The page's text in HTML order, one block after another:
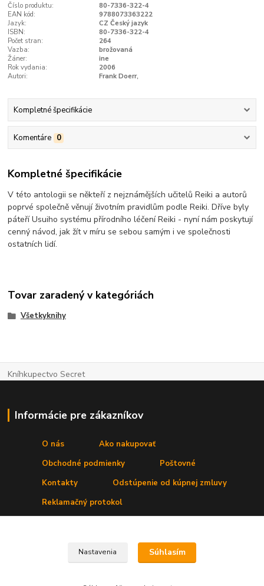
Číslo produktu:
80-7336-322-4
EAN kód:
9788073363222
Jazyk:
CZ Český jazyk
ISBN:
80-7336-322-4
Počet stran:
264
Vazba:
brožovaná
Žáner:
ine
Rok vydania:
2006
Autori:
Frank Doerr,
Kompletné špecifikácie
Komentáre 0
Kompletné špecifikácie
V této antologii se někteří z nejznámějších učitelů Reiki a autorů
poprvé společně věnují životním pravidlům podle Reiki. Dříve byly
páteří Usuiho systému přírodního léčení Reiki - nyní nám poskytují
cenný návod, jak žít v míru se sebou samým i ve společnosti
ostatních lidí.
Tovar zaradený v kategóriách
Všetkyknihy
Kníhkupectvo Secret
Informácie pre zákazníkov
O nás
Ako nakupovať
Obchodné podmienky
Poštovné
Kontakty
Odstúpenie od kúpnej zmluvy
Reklamačný protokol
Kde nás nájdeteNastavenia Súhlasím